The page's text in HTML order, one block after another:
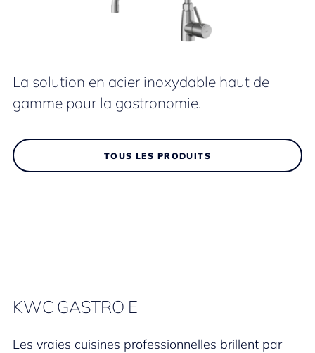
La solution en acier inoxydable haut de
gamme pour la gastronomie.
TOUS LES PRODUITS
KWC GASTRO E
Les vraies cuisines professionnelles brillent par